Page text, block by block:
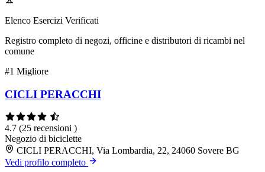
Elenco Esercizi Verificati
Registro completo di negozi, officine e distributori di ricambi nel
comune
#1 Migliore
CICLI PERACCHI
4.7 (25 recensioni )
Negozio di biciclette
CICLI PERACCHI, Via Lombardia, 22, 24060 Sovere BG
Vedi profilo completo